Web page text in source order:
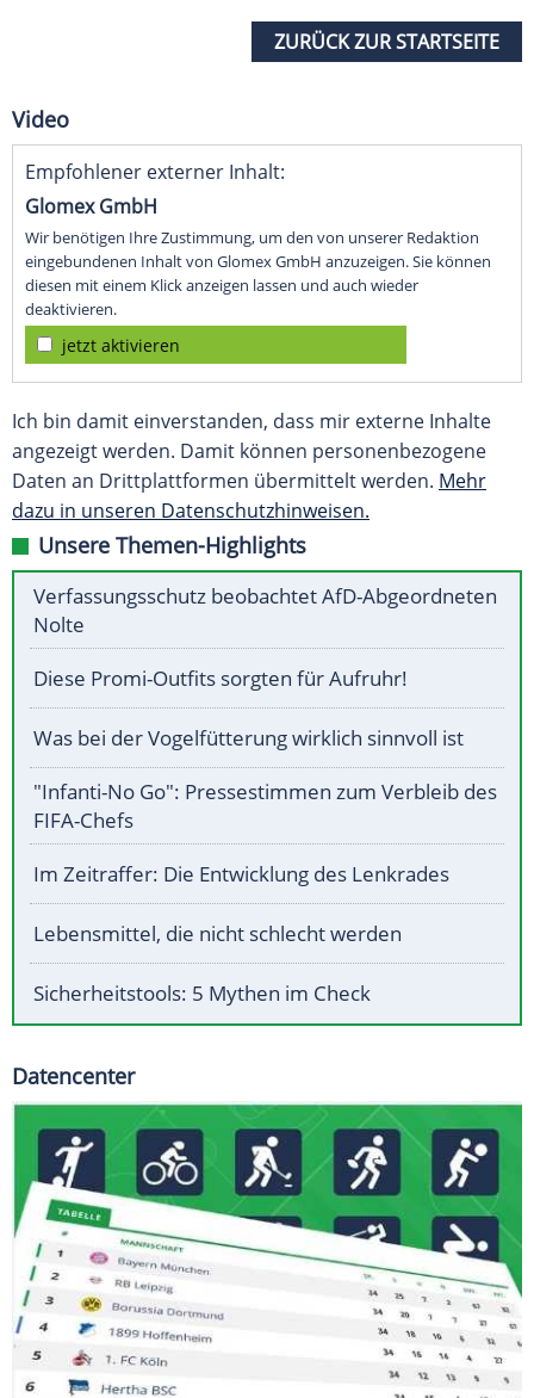
ZURÜCK ZUR STARTSEITE
Video
Empfohlener externer Inhalt:
Glomex GmbH
Wir benötigen Ihre Zustimmung, um den von unserer Redaktion
eingebundenen Inhalt von Glomex GmbH anzuzeigen. Sie können
diesen mit einem Klick anzeigen lassen und auch wieder
deaktivieren.
jetzt aktivieren
Ich bin damit einverstanden, dass mir externe Inhalte
angezeigt werden. Damit können personenbezogene
Daten an Drittplattformen übermittelt werden. Mehr
dazu in unseren Datenschutzhinweisen.
Unsere Themen-Highlights
Verfassungsschutz beobachtet AfD-Abgeordneten
Nolte
Diese Promi-Outfits sorgten für Aufruhr!
Was bei der Vogelfütterung wirklich sinnvoll ist
"Infanti-No Go": Pressestimmen zum Verbleib des
FIFA-Chefs
Im Zeitraffer: Die Entwicklung des Lenkrades
Lebensmittel, die nicht schlecht werden
Sicherheitstools: 5 Mythen im Check
Datencenter